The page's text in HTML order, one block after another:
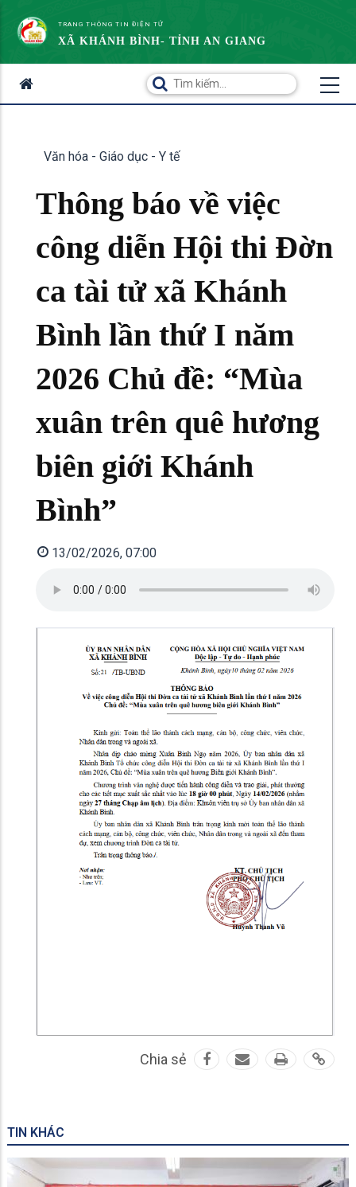
TRANG THÔNG TIN ĐIỆN TỬ
XÃ KHÁNH BÌNH- TỈNH AN GIANG
Văn hóa - Giáo dục - Y tế
Thông báo về việc
công diễn Hội thi Đờn
ca tài tử xã Khánh
Bình lần thứ I năm
2026 Chủ đề: “Mùa
xuân trên quê hương
biên giới Khánh
Bình”
13/02/2026, 07:00
Chia sẻ
TIN KHÁC